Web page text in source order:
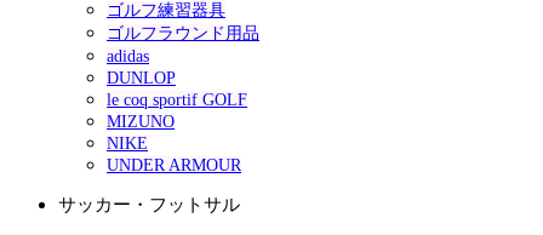
ゴルフ練習器具
ゴルフラウンド用品
adidas
DUNLOP
le coq sportif GOLF
MIZUNO
NIKE
UNDER ARMOUR
サッカー・フットサル